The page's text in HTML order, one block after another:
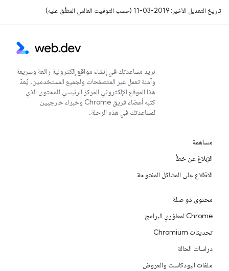
تاريخ التعديل الأخير: 2019-03-11 (حسب التوقيت العالمي المتفَّق عليه)
نريد مساعدتك في إنشاء مواقع إلكترونية رائعة وسريعة
وآمنة تعمل عبر المتصفحات ولجميع المستخدمين. يُعدّ
هذا الموقع الإلكتروني المركز الرئيسي للمحتوى الذي
كتبه أعضاء فريق Chrome وخبراء خارجيين
لمساعدتك في هذه الرحلة.
مساهمة
الإبلاغ عن خطأ
الاطّلاع على المشاكل المفتوحة
محتوى ذو صلة
Chrome لمطوّري البرامج
تحديثات Chromium
دراسات الحالة
ملفات البودكاست والعروض